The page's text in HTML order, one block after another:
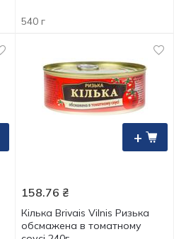
540 г
+
158.76 ₴
Кілька Brivais Vilnis Ризька
обсмажена в томатному